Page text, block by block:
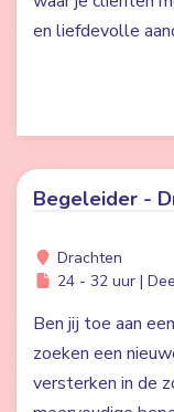
en liefdevolle
Begeleider -
Drachten
24 - 32 uur |
Ben jij toe aan
zoeken een
versterken in de